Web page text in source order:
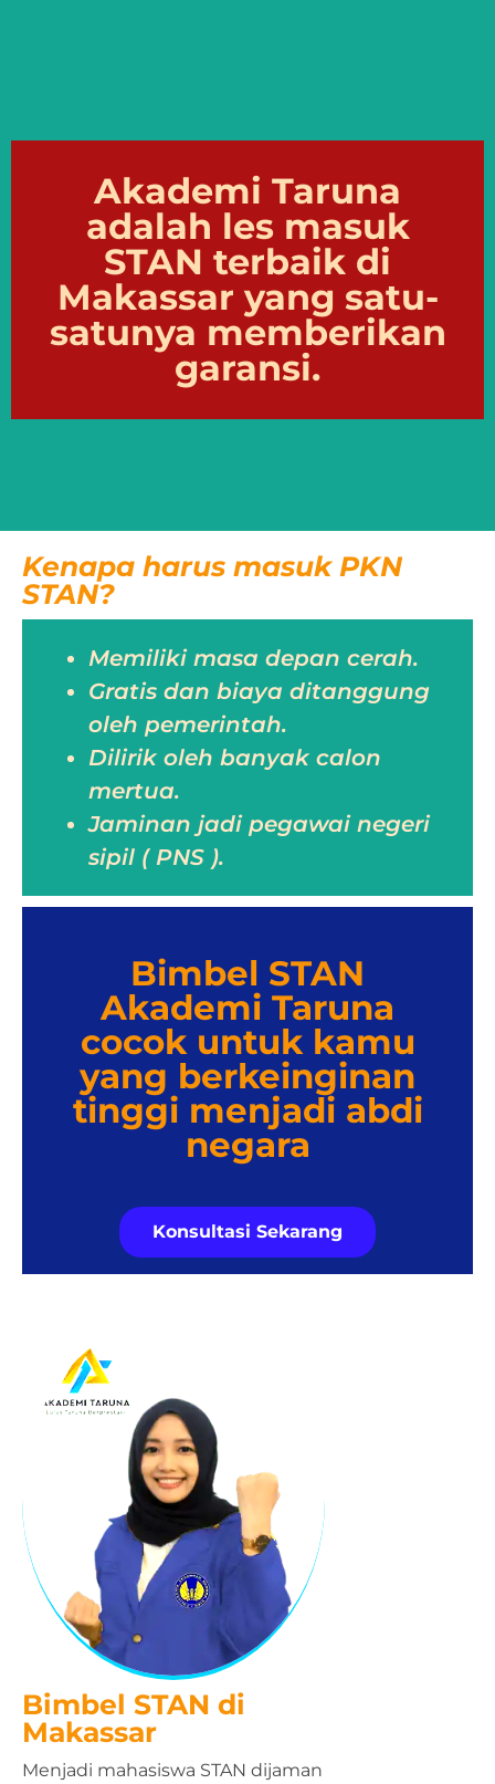
Akademi Taruna
adalah les masuk
STAN terbaik di
Makassar yang satu-
satunya memberikan
garansi.
Kenapa harus masuk PKN
STAN?
Memiliki masa depan cerah.
Gratis dan biaya ditanggung
oleh pemerintah.
Dilirik oleh banyak calon
mertua.
Jaminan jadi pegawai negeri
sipil ( PNS ).
Bimbel STAN
Akademi Taruna
cocok untuk kamu
yang berkeinginan
tinggi menjadi abdi
negara
Konsultasi Sekarang
Bimbel STAN di
Makassar
Menjadi mahasiswa STAN dijaman